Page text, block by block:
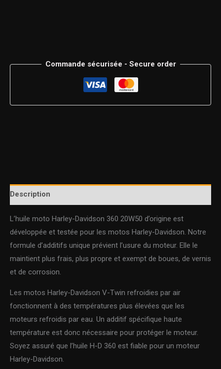
Commande sécurisée - Secure order
Description
L’huile moto Harley-Davidson 360 20W50 d’origine est
développée et testée pour les motos Harley-Davidson. Notre
formule d’additifs unique prévient l’usure du moteur. Elle le
maintient plus frais, plus propre et exempt de boues, de vernis
et de corrosion.
Les motos Harley-Davidson V-Twin refroidies par air
fonctionnent à des températures plus élevées que les
moteurs refroidis par eau. Un additif spécifique haute
température est donc nécessaire pour protéger le moteur.
Soyez assuré que l’huile H-D 360 est fiable pour un moteur
Harley-Davidson.